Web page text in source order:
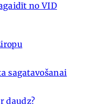
no VID
sagatavošanai
daudz?